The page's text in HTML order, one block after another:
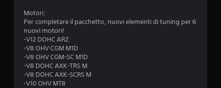
Motori:
Per completare il pacchetto, nuovi elementi di tuning per 6
nuovi motori!
-V12 DOHC ARZ
-V8 OHV CGM M1D
-V8 OHV CGM-SC M1D
-V8 DOHC AXK-TRS M
-V8 DOHC AXK-SCRS M
-V10 OHV MT8